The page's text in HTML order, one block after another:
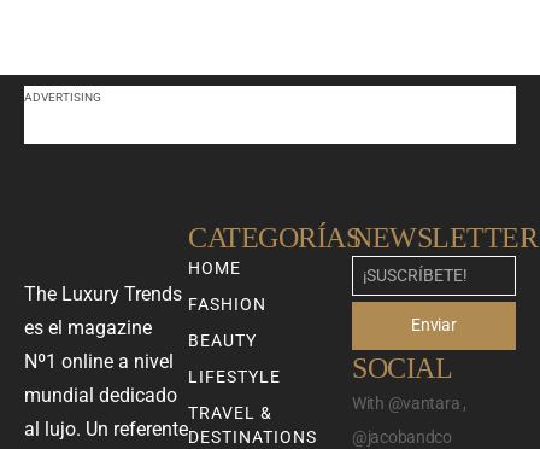
ADVERTISING
The Luxury Trends
es el magazine
Nº1 online a nivel
mundial dedicado
al lujo. Un referente
CATEGORÍAS
HOME
FASHION
BEAUTY
LIFESTYLE
TRAVEL &
DESTINATIONS
NEWSLETTER
Enviar
SOCIAL
With @vantara ,
@jacobandco